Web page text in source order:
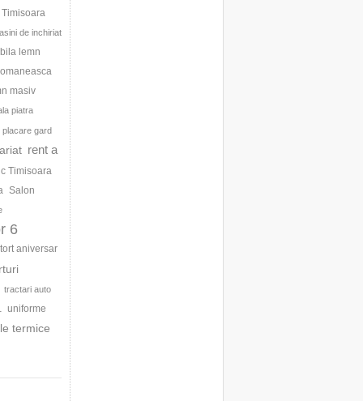
de inchiriat
lemn
masiv
piatra
placare gard
rent a
Timisoara
Salon
6
tort aniversar
tractari auto
uniforme
termice